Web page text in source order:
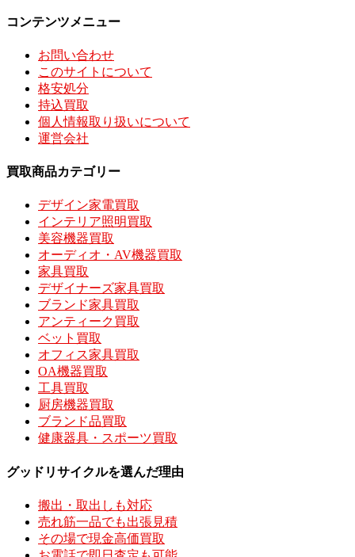
コンテンツメニュー
お問い合わせ
このサイトについて
格安処分
持込買取
個人情報取り扱いについて
運営会社
買取商品カテゴリー
デザイン家電買取
インテリア照明買取
美容機器買取
オーディオ・AV機器買取
家具買取
デザイナーズ家具買取
ブランド家具買取
アンティーク買取
ベット買取
オフィス家具買取
OA機器買取
工具買取
厨房機器買取
ブランド品買取
健康器具・スポーツ買取
グッドリサイクルを選んだ理由
搬出・取出しも対応
売れ筋一品でも出張見積
その場で現金高価買取